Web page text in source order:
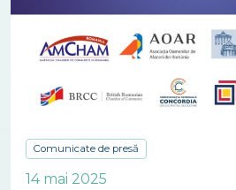
Comunicate de presă
14 mai 2025